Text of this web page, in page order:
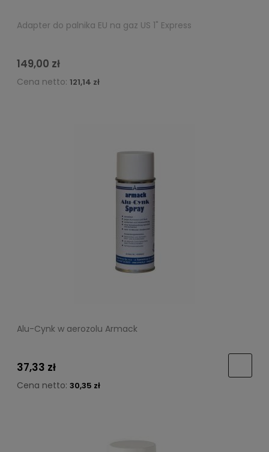
Adapter do palnika EU na gaz US 1" Express
149,00 zł
Cena netto: 121,14 zł
Alu-Cynk w aerozolu Armack
37,33 zł
Cena netto: 30,35 zł